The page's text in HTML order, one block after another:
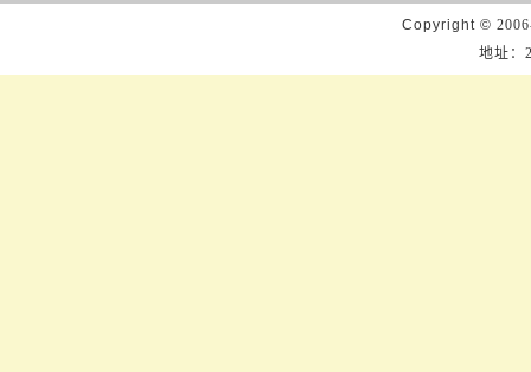
Copyright ©
地址：